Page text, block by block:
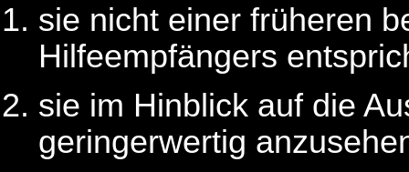
sie nicht einer früheren
Hilfeempfängers
sie im Hinblick auf die
geringerwertig